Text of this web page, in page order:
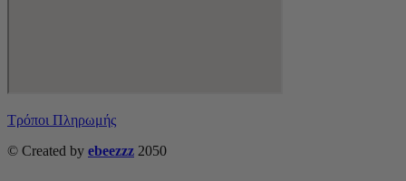
Τρόποι Πληρωμής
© Created by ebeezzz 2050